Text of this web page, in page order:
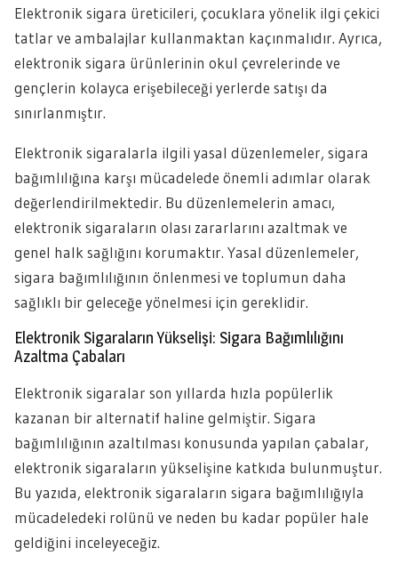
Elektronik sigara üreticileri, çocuklara yönelik ilgi çekici
tatlar ve ambalajlar kullanmaktan kaçınmalıdır. Ayrıca,
elektronik sigara ürünlerinin okul çevrelerinde ve
gençlerin kolayca erişebileceği yerlerde satışı da
sınırlanmıştır.
Elektronik sigaralarla ilgili yasal düzenlemeler, sigara
bağımlılığına karşı mücadelede önemli adımlar olarak
değerlendirilmektedir. Bu düzenlemelerin amacı,
elektronik sigaraların olası zararlarını azaltmak ve
genel halk sağlığını korumaktır. Yasal düzenlemeler,
sigara bağımlılığının önlenmesi ve toplumun daha
sağlıklı bir geleceğe yönelmesi için gereklidir.
Elektronik Sigaraların Yükselişi: Sigara Bağımlılığını
Azaltma Çabaları
Elektronik sigaralar son yıllarda hızla popülerlik
kazanan bir alternatif haline gelmiştir. Sigara
bağımlılığının azaltılması konusunda yapılan çabalar,
elektronik sigaraların yükselişine katkıda bulunmuştur.
Bu yazıda, elektronik sigaraların sigara bağımlılığıyla
mücadeledeki rolünü ve neden bu kadar popüler hale
geldiğini inceleyeceğiz.